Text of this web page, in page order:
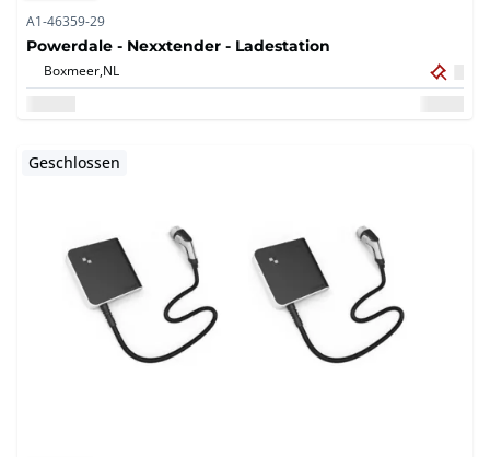
A1-46359-29
Powerdale - Nexxtender - Ladestation
Boxmeer,NL
Geschlossen